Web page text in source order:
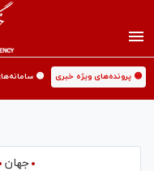
🟡 پرونده‌های ویژه خبری 🟡
جهان